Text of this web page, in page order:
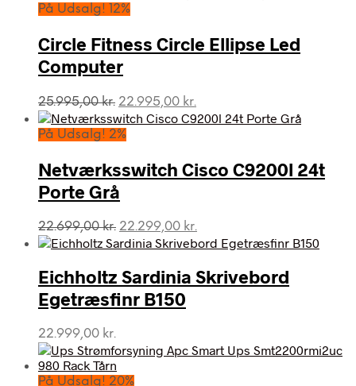
På Udsalg! 12%
Circle Fitness Circle Ellipse Led
Computer
25.995,00kr. Den
oprindelige
pris
25.995,00 kr..
22.995,00 kr.
aktuelle
22.995,00 kr..
På Udsalg! 2%
Netværksswitch Cisco C9200l 24t
Porte Grå
22.699,00kr. Den
oprindelige
var:
22.699,00 kr..
22.299,00 kr.
aktuelle
er:
22.299,00 kr..
Eichholtz Sardinia Skrivebord
Egetræsfinr B150
22.999,00 kr.
På Udsalg! 20%